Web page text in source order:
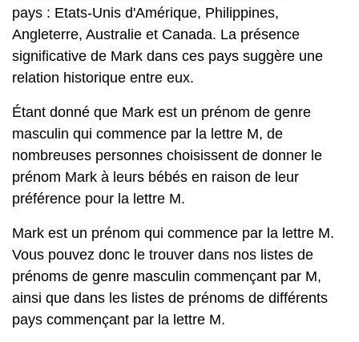
pays : Etats-Unis d'Amérique, Philippines,
Angleterre, Australie et Canada. La présence
significative de Mark dans ces pays suggère une
relation historique entre eux.
Étant donné que Mark est un prénom de genre
masculin qui commence par la lettre M, de
nombreuses personnes choisissent de donner le
prénom Mark à leurs bébés en raison de leur
préférence pour la lettre M.
Mark est un prénom qui commence par la lettre M.
Vous pouvez donc le trouver dans nos listes de
prénoms de genre masculin commençant par M,
ainsi que dans les listes de prénoms de différents
pays commençant par la lettre M.